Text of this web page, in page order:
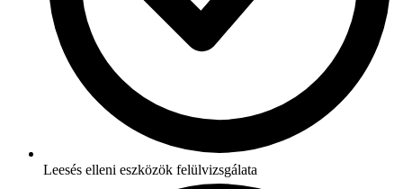
Leesés elleni eszközök felülvizsgálata